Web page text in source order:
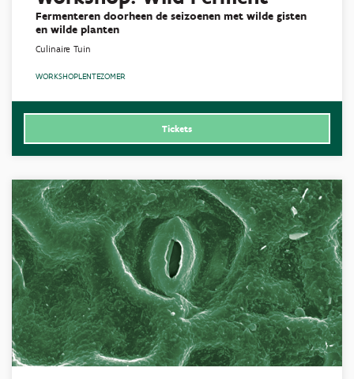
Fermenteren doorheen de seizoenen met wilde gisten
en wilde planten
Culinaire Tuin
WORKSHOPLENTEZOMER
Tickets